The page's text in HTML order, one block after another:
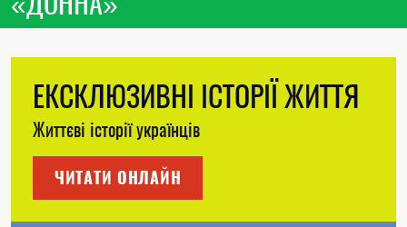
ЕКСКЛЮЗИВНІ ІСТОРІЇ ЖИТТЯ
Життєві історії українців
ЧИТАТИ ОНЛАЙН